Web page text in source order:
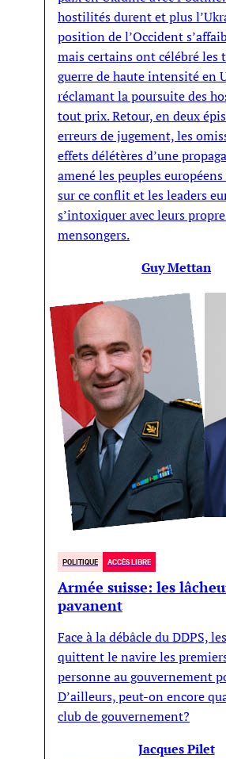
hostilités durent et plus
position de l’Occident
mais certains ont célébré les
guerre de haute intensité en
réclamant la poursuite des
tout prix. Retour, en deux
erreurs de jugement, les
effets délétères d’une
amené les peuples européens
sur ce conflit et les leaders
s’intoxiquer avec leurs
mensongers.
Guy Mettan
POLITIQUE ACCÈS LIBRE
Armée suisse: les
pavanent
Face à la débâcle du DDPS,
quittent le navire les
personne au gouvernement
D’ailleurs, peut-on encore
club de gouvernement?
Jacques Pilet